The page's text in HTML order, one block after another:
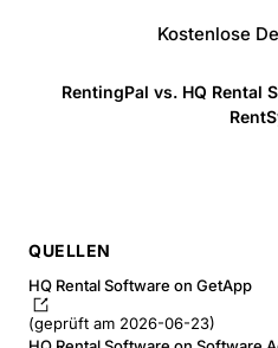
Kostenlose
RentingPal vs. HQ Rental
QUELLEN
HQ Rental Software on GetApp
(geprüft am 2026-06-23)